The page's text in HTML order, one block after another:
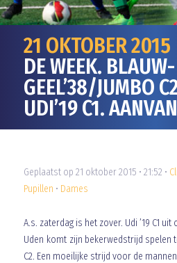
21 OKTOBER 2015
DE WEEK. BLAUW-
GEEL’38/JUMBO
UDI’19 C1.
Geplaatst op 21 oktober 2015 • 21:52 •
Pupillen • Dames
A.s. zaterdag is het zover. Udi ’19 C1
Uden komt zijn bekerwedstrijd spelen
C2. Een moeilijke strijd voor de